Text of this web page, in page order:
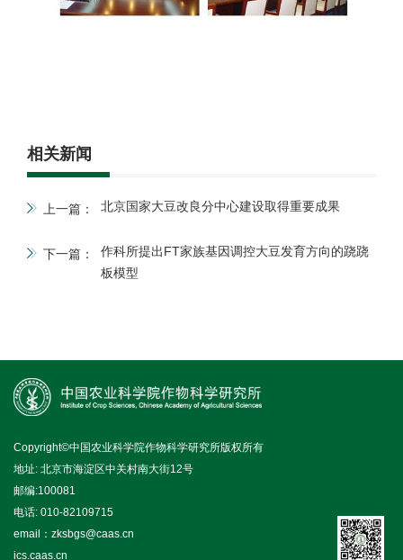
相关新闻
上一篇： 北京国家大豆改良分中心建设取得重要成果
下一篇：
作科所提出FT家族基因调控大豆发育方向的跷跷
板模型
Copyright©中国农业科学院作物科学研究所版权所有
地址: 北京市海淀区中关村南大街12号
邮编:100081
电话: 010-82109715
email：zksbgs@caas.cn
ics.caas.cn